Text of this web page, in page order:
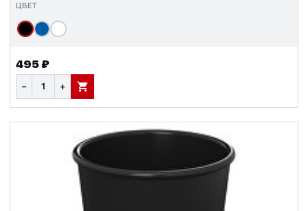
ЦВЕТ
495 ₽
− + В КОРЗИНУ